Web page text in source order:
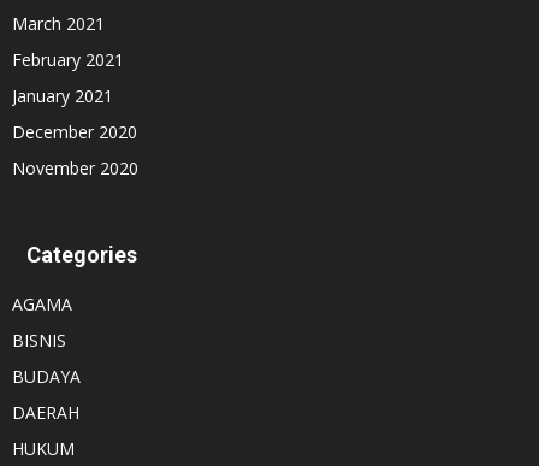
March 2021
February 2021
January 2021
December 2020
November 2020
Categories
AGAMA
BISNIS
BUDAYA
DAERAH
HUKUM